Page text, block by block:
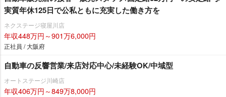
実質年休125日で公私ともに充実した働き方を
ネクステージ寝屋川店
年収448万円～901万6,000円
正社員 / 大阪府
自動車の反響営業/来店対応中心/未経験OK/中域型
オートステージ川崎店
年収406万円～849万8,000円